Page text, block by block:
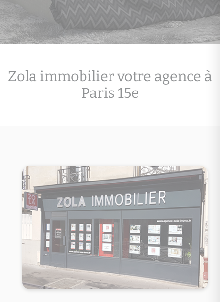
Zola immobilier votre agence à
Paris 15e